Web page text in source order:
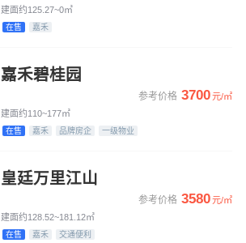
建面约125.27~0㎡
在售 嘉禾
嘉禾碧桂园
参考价格 3700元/㎡
建面约110~177㎡
在售 嘉禾 品牌房企 一级物业
皇廷万里江山
参考价格 3580元/㎡
建面约128.52~181.12㎡
在售 嘉禾 交通便利